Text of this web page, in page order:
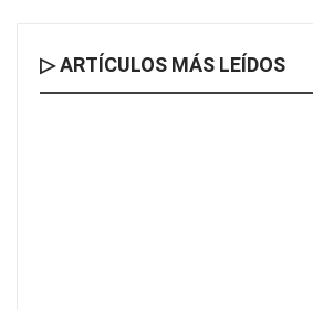
▷ ARTÍCULOS MÁS LEÍDOS